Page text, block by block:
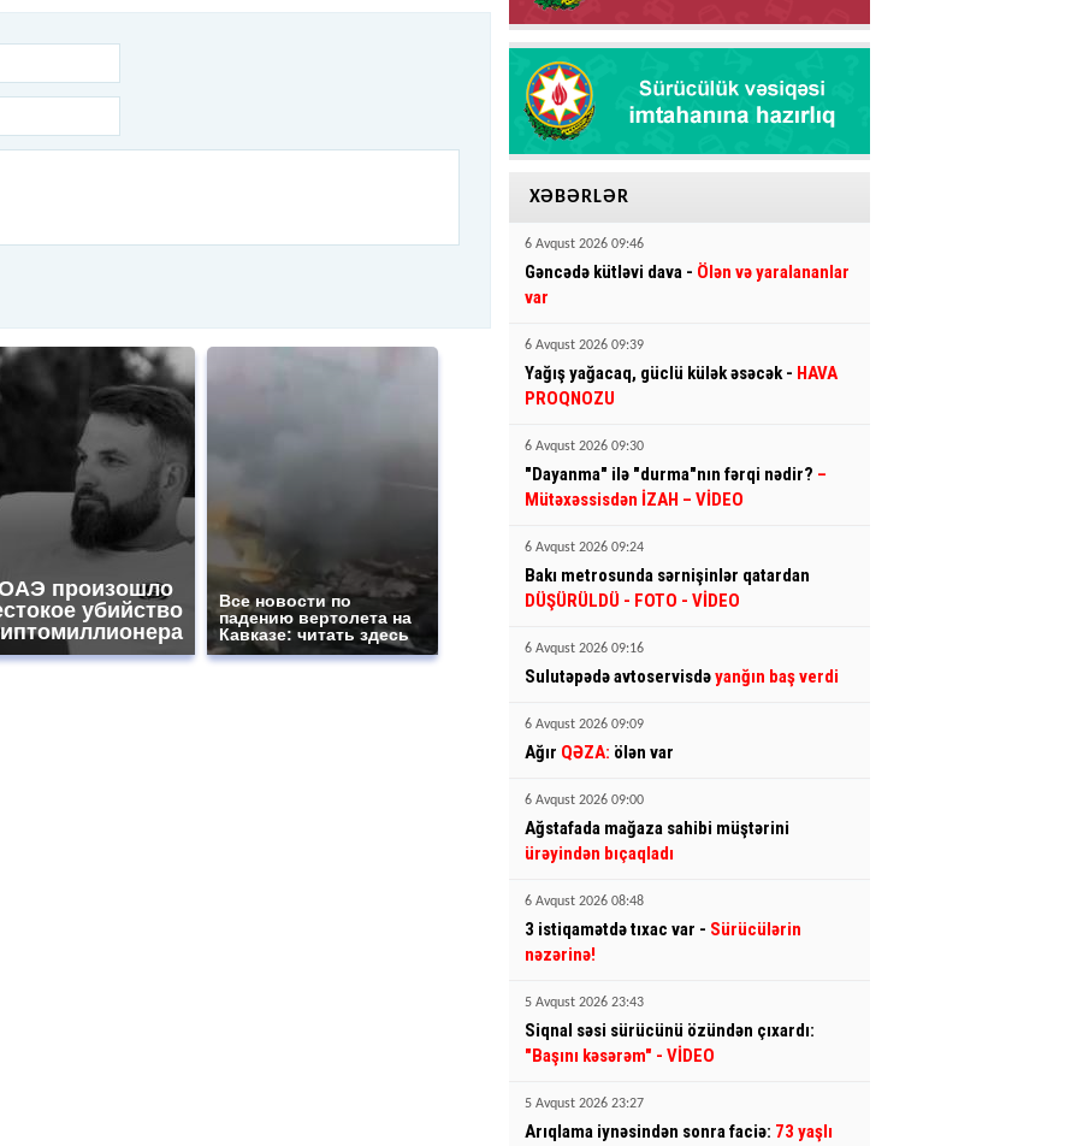
произошло
убийство
Все новости по
падению вертолета на
Кавказе: читать здесь
XƏBƏRLƏR
6 Avqust 2026 09:46
Gəncədə kütləvi dava - Ölən və yaralananlar
var
6 Avqust 2026 09:39
Yağış yağacaq, güclü külək əsəcək - HAVA
PROQNOZU
6 Avqust 2026 09:30
"Dayanma" ilə "durma"nın fərqi nədir? –
Mütəxəssisdən İZAH – VİDEO
6 Avqust 2026 09:24
Bakı metrosunda sərnişinlər qatardan
DÜŞÜRÜLDÜ - FOTO - VİDEO
6 Avqust 2026 09:16
Sulutəpədə avtoservisdəyanğın baş verdi
6 Avqust 2026 09:09
Ağır QƏZA: ölən var
6 Avqust 2026 09:00
Ağstafada mağaza sahibi müştərini
ürəyindən bıçaqladı
6 Avqust 2026 08:48
3 istiqamətdə tıxac var - Sürücülərin
nəzərinə!
5 Avqust 2026 23:43
Siqnal səsi sürücünü özündən çıxardı:
"Başını kəsərəm" - VİDEO
5 Avqust 2026 23:27
Arıqlama iynəsindən sonra faciə: 73 yaşlı